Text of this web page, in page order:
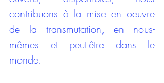
contribuons à la mise en oeuvre
de la transmutation, en nous-
mêmes et peut-être dans le
monde.